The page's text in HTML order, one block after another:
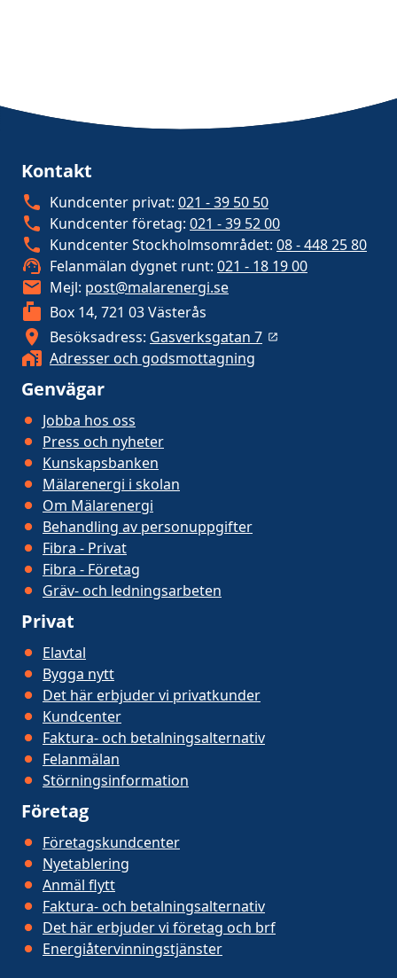
Kontakt
Kundcenter privat: 021 - 39 50 50
Kundcenter företag: 021 - 39 52 00
Kundcenter Stockholmsområdet: 08 - 448 25 80
Felanmälan dygnet runt: 021 - 18 19 00
Mejl: post@malarenergi.se
Box 14, 721 03 Västerås
Besöksadress: Gasverksgatan 7
Adresser och godsmottagning
Genvägar
Jobba hos oss
Press och nyheter
Kunskapsbanken
Mälarenergi i skolan
Om Mälarenergi
Behandling av personuppgifter
Fibra - Privat
Fibra - Företag
Gräv- och ledningsarbeten
Privat
Elavtal
Bygga nytt
Det här erbjuder vi privatkunder
Kundcenter
Faktura- och betalningsalternativ
Felanmälan
Störningsinformation
Företag
Företagskundcenter
Nyetablering
Anmäl flytt
Faktura- och betalningsalternativ
Det här erbjuder vi företag och brf
Energiåtervinningstjänster